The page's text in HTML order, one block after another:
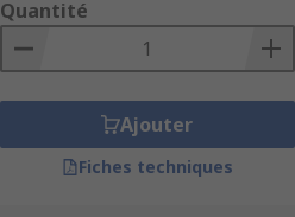
Quantité
Ajouter
Fiches techniques